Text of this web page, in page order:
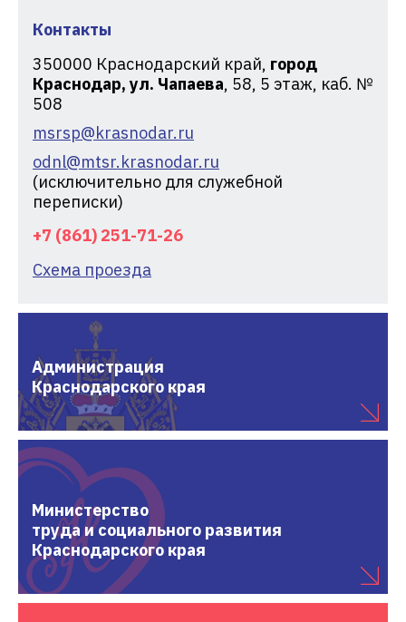
Контакты
350000 Краснодарский край, город
Краснодар, ул. Чапаева, 58, 5 этаж, каб. №
508
msrsp@krasnodar.ru
odnl@mtsr.krasnodar.ru
(исключительно для служебной
переписки)
+7 (861) 251-71-26
Схема проезда
Администрация
Краснодарского края
Министерство
труда и социального развития
Краснодарского края